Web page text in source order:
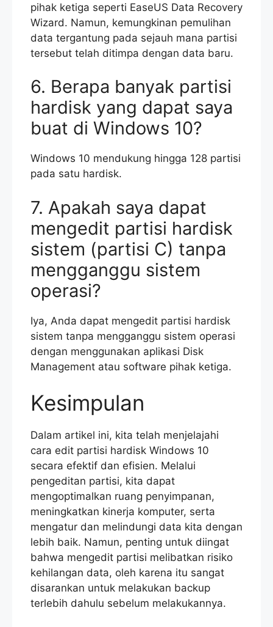
pihak ketiga seperti EaseUS Data Recovery
Wizard. Namun, kemungkinan pemulihan
data tergantung pada sejauh mana partisi
tersebut telah ditimpa dengan data baru.
6. Berapa banyak partisi
hardisk yang dapat saya
buat di Windows 10?
Windows 10 mendukung hingga 128 partisi
pada satu hardisk.
7. Apakah saya dapat
mengedit partisi hardisk
sistem (partisi C) tanpa
mengganggu sistem
operasi?
Iya, Anda dapat mengedit partisi hardisk
sistem tanpa mengganggu sistem operasi
dengan menggunakan aplikasi Disk
Management atau software pihak ketiga.
Kesimpulan
Dalam artikel ini, kita telah menjelajahi
cara edit partisi hardisk Windows 10
secara efektif dan efisien. Melalui
pengeditan partisi, kita dapat
mengoptimalkan ruang penyimpanan,
meningkatkan kinerja komputer, serta
mengatur dan melindungi data kita dengan
lebih baik. Namun, penting untuk diingat
bahwa mengedit partisi melibatkan risiko
kehilangan data, oleh karena itu sangat
disarankan untuk melakukan backup
terlebih dahulu sebelum melakukannya.